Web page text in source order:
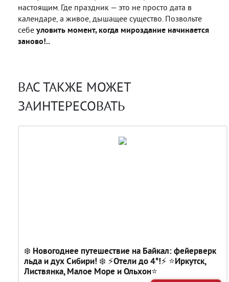
настоящим. Где праздник — это не просто дата в
календаре, а живое, дышащее существо. Позвольте
себе уловить момент, когда мироздание начинается
заново!..
ВАС ТАКЖЕ МОЖЕТ
ЗАИНТЕРЕСОВАТЬ
❄️ Новогоднее путешествие на Байкал: фейерверк
льда и дух Сибири! ❄️ ⚡Отели до 4*!⚡ ⭐Иркутск,
Листвянка, Малое Море и Ольхон⭐